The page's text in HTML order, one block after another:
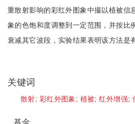
重散射影响的彩红外图象中撮以植被信
象的色饱和度调整到一定范围，并按比
衰减其它波段，实验结果表明该方法是
关键词
散射; 彩红外图象; 植被;红外增强;